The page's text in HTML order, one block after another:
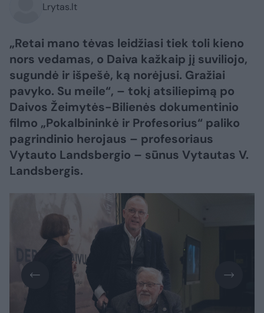
Lrytas.lt
„Retai mano tėvas leidžiasi tiek toli kieno
nors vedamas, o Daiva kažkaip jį suviliojo,
sugundė ir išpešė, ką norėjusi. Gražiai
pavyko. Su meile“, – tokį atsiliepimą po
Daivos Žeimytės-Bilienės dokumentinio
filmo „Pokalbininkė ir Profesorius“ paliko
pagrindinio herojaus – profesoriaus
Vytauto Landsbergio – sūnus Vytautas V.
Landsbergis.